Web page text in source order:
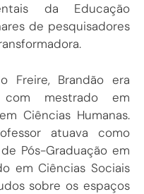
da Educação
de pesquisadores
Freire, Brandão era
com mestrado em
Ciências Humanas.
atuava como
Pós-Graduação em
em Ciências Sociais
sobre os espaços